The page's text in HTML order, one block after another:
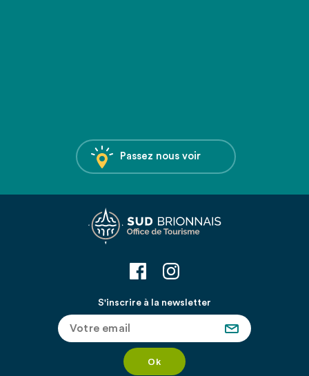
Passez nous voir
S'inscrire à la newsletter